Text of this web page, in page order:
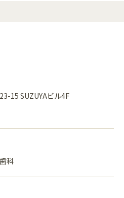
15 SUZUYAビル4F
科